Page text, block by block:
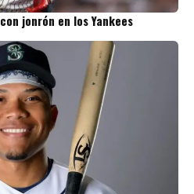
jonrón en los Yankees